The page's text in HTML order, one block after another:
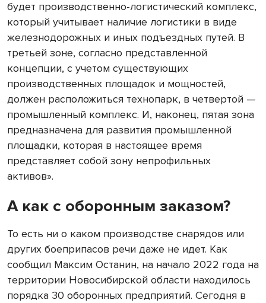
будет производственно-логистический комплекс,
который учитывает наличие логистики в виде
железнодорожных и иных подъездных путей. В
третьей зоне, согласно представленной
концепции, с учетом существующих
производственных площадок и мощностей,
должен расположиться технопарк, в четвертой —
промышленный комплекс. И, наконец, пятая зона
предназначена для развития промышленной
площадки, которая в настоящее время
представляет собой зону непрофильных
активов».
А как с оборонным заказом?
То есть ни о каком производстве снарядов или
других боеприпасов речи даже не идет. Как
сообщил Максим Останин, на начало 2022 года на
территории Новосибирской области находилось
порядка 30 оборонных предприятий. Сегодня в